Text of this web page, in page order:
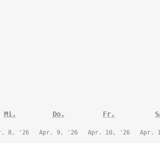
Mi. Do. DonnerstagFr.
8, '268.
Apr. 9, '269.
Apr. 10, '2610.Apr.